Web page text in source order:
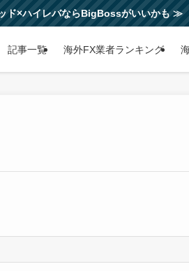
ド×ハイレバならBigBossがいいかも ≫
記事一覧 海外FX業者ランキング